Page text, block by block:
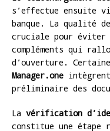
s’effectue ensuite
banque. La qualité
cruciale pour éviter
compléments qui
d’ouverture.
Manager.one
préliminaire des
La vérification
constitue une étape